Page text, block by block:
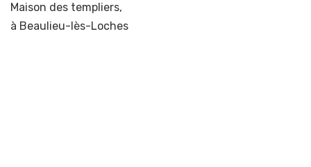
Maison des templiers,
à Beaulieu-lès-Loches